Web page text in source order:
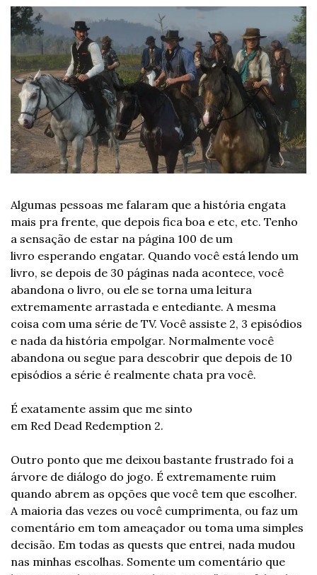
Algumas pessoas me falaram que a história engata
mais pra frente, que depois fica boa e etc, etc. Tenho
a sensação de estar na página 100 de um
livro esperando engatar. Quando você está lendo um
livro, se depois de 30 páginas nada acontece, você
abandona o livro, ou ele se torna uma leitura
extremamente arrastada e entediante. A mesma
coisa com uma série de TV. Você assiste 2, 3 episódios
e nada da história empolgar. Normalmente você
abandona ou segue para descobrir que depois de 10
episódios a série é realmente chata pra você.
É exatamente assim que me sinto
em Red Dead Redemption 2.
Outro ponto que me deixou bastante frustrado foi a
árvore de diálogo do jogo. É extremamente ruim
quando abrem as opções que você tem que escolher.
A maioria das vezes ou você cumprimenta, ou faz um
comentário em tom ameaçador ou toma uma simples
decisão. Em todas as quests que entrei, nada mudou
nas minhas escolhas. Somente um comentário que